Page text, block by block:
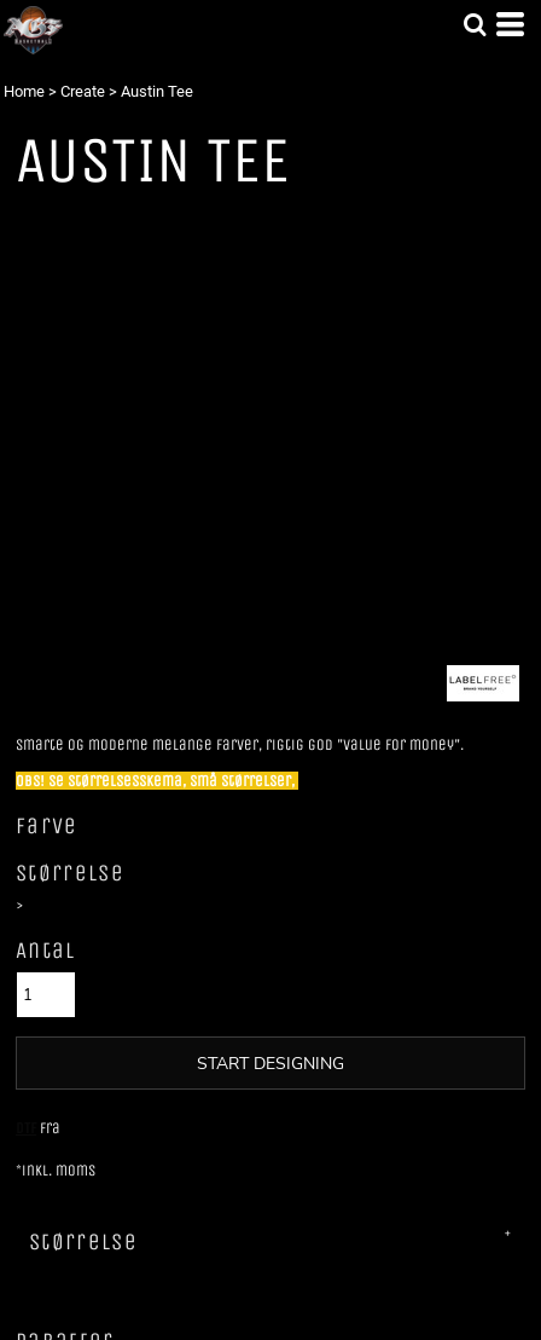
Home > Create > Austin Tee
AUSTIN TEE
Smarte og moderne melange farver, rigtig god "value for money".
OBS! se størrelsesskema, små størrelser,
Farve
Størrelse
>
Antal
START DESIGNING
Fra
*inkl. moms
Størrelse